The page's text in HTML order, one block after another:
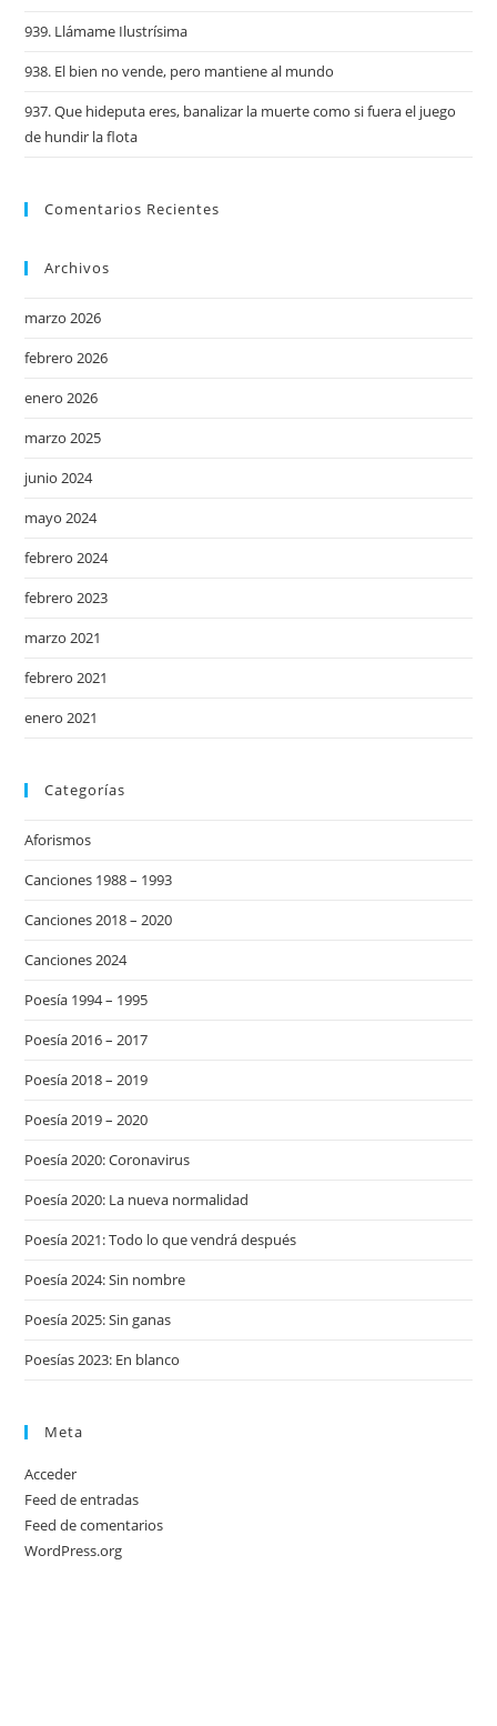
939. Llámame Ilustrísima
938. El bien no vende, pero mantiene al mundo
937. Que hideputa eres, banalizar la muerte como si fuera el juego
de hundir la flota
Comentarios Recientes
Archivos
marzo 2026
febrero 2026
enero 2026
marzo 2025
junio 2024
mayo 2024
febrero 2024
febrero 2023
marzo 2021
febrero 2021
enero 2021
Categorías
Aforismos
Canciones 1988 – 1993
Canciones 2018 – 2020
Canciones 2024
Poesía 1994 – 1995
Poesía 2016 – 2017
Poesía 2018 – 2019
Poesía 2019 – 2020
Poesía 2020: Coronavirus
Poesía 2020: La nueva normalidad
Poesía 2021: Todo lo que vendrá después
Poesía 2024: Sin nombre
Poesía 2025: Sin ganas
Poesías 2023: En blanco
Meta
Acceder
Feed de entradas
Feed de comentarios
WordPress.org